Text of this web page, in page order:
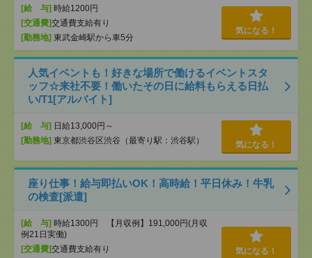
[給 与] 時給1200円
[交通費]交通費支給有り
[勤務地] 東武金崎駅から車5分
気になる！
人気イベントも！好きな場所で働けるイベントスタ
ッフ☆来社不要！働いたその日に給料もらえる日払
い/T1[アルバイト]
[給 与] 日給13,000円～
[勤務地] 東京都渋谷区渋谷（最寄り駅：渋谷駅） 気になる！
座り仕事！給与即払いOK！高時給！平日休み！牛乳
の検査[派遣]
[給 与] 時給1300円 【月収例】191,000円(月収
例21日実働)
[交通費]交通費支給有り
気になる！